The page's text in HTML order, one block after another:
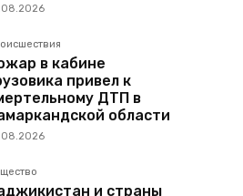
в кабине
привел к
ДТП в
области
и страны